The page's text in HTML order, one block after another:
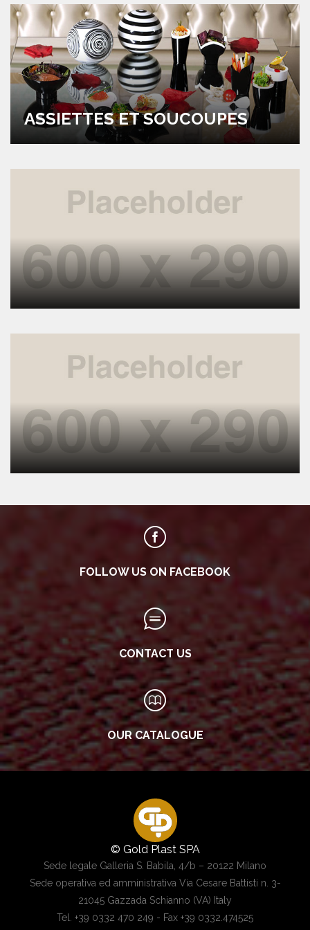
ASSIETTES ET SOUCOUPES
FOLLOW US ON FACEBOOK
CONTACT US
OUR CATALOGUE
© Gold Plast SPA
Sede legale Galleria S. Babila, 4/b – 20122 Milano
Sede operativa ed amministrativa Via Cesare Battisti n. 3-
21045 Gazzada Schianno (VA) Italy
Tel. +39 0332 470 249 - Fax +39 0332.474525